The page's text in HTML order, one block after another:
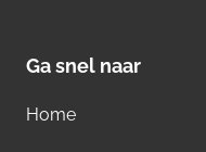
Ga snel naar
Home